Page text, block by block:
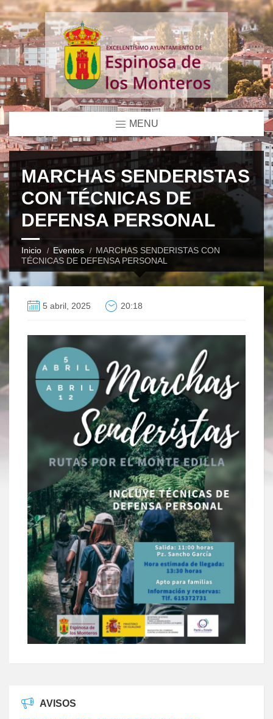
MENU
MARCHAS SENDERISTAS
CON TÉCNICAS DE
DEFENSA PERSONAL
Inicio Eventos
MARCHAS SENDERISTAS CON
TÉCNICAS DE DEFENSA PERSONAL
5 abril, 2025 20:18
AVISOS